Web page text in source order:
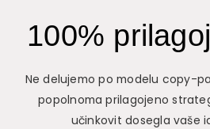
100%
Ne delujemo po modelu copy-
popolnoma prilagojeno
učinkovit dosegla vaše